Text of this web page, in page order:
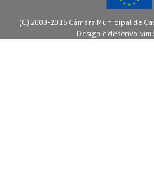
(C) 2003-2016 Câmara Municipal de
Design e